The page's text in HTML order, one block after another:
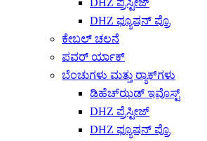
DHZ ಪ್ರೆಸ್ಟೀಜ್
DHZ ಫ್ಯೂಷನ್ ಪ್ರೊ
ಕೇಬಲ್ ಚಲನೆ
ಪವರ್ ರ್ಯಾಕ್
ಬೆಂಚುಗಳು ಮತ್ತು ರ‍್ಯಾಕ್‌ಗಳು
ಡಿಹೆಚ್‌ಝಡ್ ಇವೊಸ್ಟ್
DHZ ಪ್ರೆಸ್ಟೀಜ್
DHZ ಫ್ಯೂಷನ್ ಪ್ರೊ